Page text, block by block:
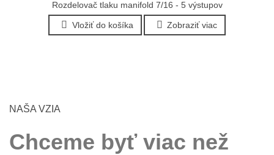
Rozdelovač tlaku manifold 7/16 - 5 výstupov
Vložiť do košíka Zobraziť viac
NAŠA VZIA
Chceme byť viac než